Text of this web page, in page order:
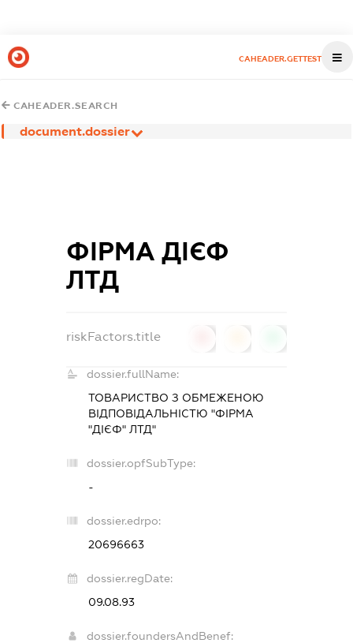
CAHEADER.GETTEST
CAHEADER.SEARCH
document.dossier
ФІРМА ДІЄФ
ЛТД
riskFactors.title
dossier.fullName:
ТОВАРИСТВО З ОБМЕЖЕНОЮ
ВІДПОВІДАЛЬНІСТЮ "ФІРМА
"ДІЄФ" ЛТД"
dossier.opfSubType:
-
dossier.edrpo:
20696663
dossier.regDate:
09.08.93
dossier.foundersAndBenef: